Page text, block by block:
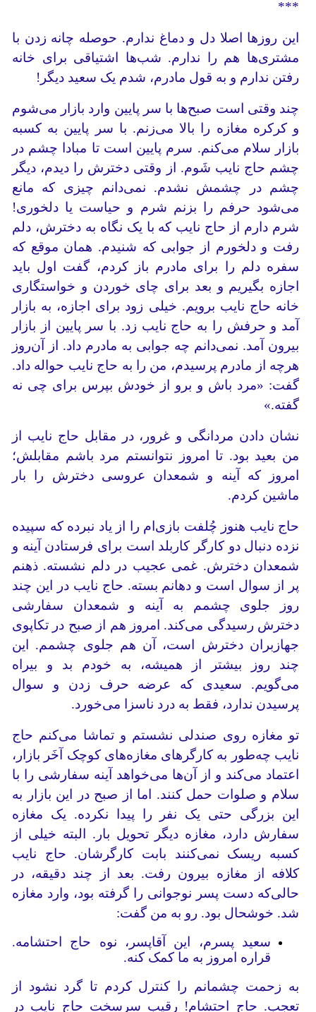
***
این روزها اصلا دل و دماغ ندارم. حوصله چانه زدن با
مشتری‌ها هم را ندارم. شب‌ها اشتیاقی برای خانه
رفتن‌ ندارم و به قول مادرم، شدم یک سعید دیگر!
چند وقتی است صبح‌ها با سر پایین وارد بازار می‌شوم
و کرکره مغازه را بالا می‌زنم. با سر پایین به کسبه
بازار سلام می‌‌کنم. سرم پایین است تا مبادا چشم در
چشم حاج نایب شَوم. از وقتی دخترش را دیدم، دیگر
چشم در چشمش نشدم. نمی‌دانم چیزی که مانع
می‌شود حرفم را بزنم شرم و حیاست یا دلخوری!
شرم دارم از حاج نایب که با یک نگاه به دخترش، دلم
رفت و دلخورم از جوابی که شنیدم. همان موقع که
سفره دلم را برای مادرم باز کردم،‌ گفت اول باید
اجازه بگیریم و بعد برای چای خوردن و خواستگاری
خانه حاج نایب برویم. خیلی زود برای اجازه، به بازار
آمد و حرفش را به حاج نایب زد. با سر پایین از بازار
بیرون آمد. نمی‌دانم چه جوابی به مادرم داد. از آن‌روز
هرچه از مادرم پرسیدم، من را به حاج نایب حواله داد.
گفت: «مرد باش و برو از خودش بپرس برای چی نه
گفته.»
نشان دادن مردانگی و غرور، در مقابل حاج نایب از
من بعید بود. تا امروز نتوانستم مرد باشم مقابلش‌؛
امروز که آینه و شمعدان عروسی دخترش را بار
ماشین کردم.
حاج نایب هنوز چُلفت بازی‌ام را از یاد نبرده که سپیده
نزده دنبال دو کارگر کاربلد است برای فرستادن آینه و
شمعدان دخترش. غمی عجیب در دلم نشسته. ذهنم
پر از سوال است و دهانم بسته. حاج نایب در این چند
روز جلوی چشمم به آینه و شمعدان سفارشی
دخترش رسیدگی می‌کند. امروز هم از صبح در تکاپوی
جهازبران دخترش است، آن هم جلوی چشمم. این
چند روز بیشتر از همیشه، به خودم بد و بیراه
می‌گویم. سعیدی که عرضه حرف زدن و سوال
پرسیدن ندارد، فقط به درد ناسزا می‌خورد.
تو مغازه روی صندلی نشستم و تماشا می‌کنم حاج
نایب چه‌طور به کارگرهای مغازه‌های کوچک آخَر بازار،
اعتماد می‌کند و از آن‌ها می‌خواهد آینه سفارشی را با
سلام و صلوات حمل کنند. اما از صبح در این بازار به
این بزرگی حتی یک نفر را پیدا نکرده. یک مغازه
سفارش دارد، مغازه دیگر تحویل بار. البته خیلی از
کسبه ریسک نمی‌کنند بابت کارگرشان. حاج نایب
کلافه از مغازه بیرون رفت. بعد از چند دقیقه، در
حالی‌که دست پسر نوجوانی را گرفته‌ بود، وارد مغازه
شد. خوشحال بود. رو به من گفت:
سعید پسرم، این آقاپسر، نوه حاج احتشامه.
قراره امروز به ما کمک کنه.
به زحمت چشمانم را کنترل کردم تا گرد نشود از
تعجب. حاج احتشام! رقیب سرسخت حاج نایب در